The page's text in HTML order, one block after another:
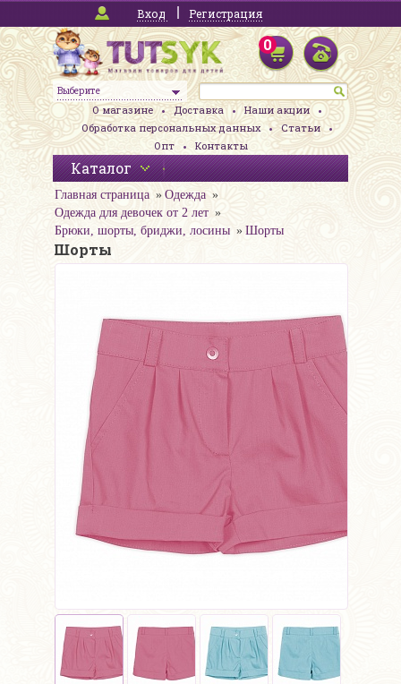
Вход Регистрация
Выберите
0
О магазине Доставка
Наши акции
Обработка персональных данных
Статьи
Опт
Контакты
Каталог
Главная страница
Одежда
Одежда для девочек от 2 лет
Брюки, шорты, бриджи, лосины
Шорты
Шорты